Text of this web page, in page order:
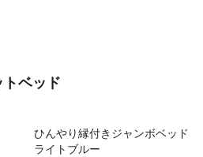
トベッド
ひんやり縁付きジャンボベッド
ライトブルー